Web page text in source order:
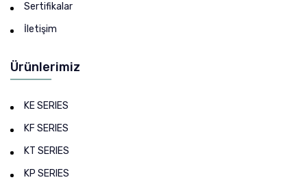
Sertifikalar
İletişim
Ürünlerimiz
KE SERIES
KF SERIES
KT SERIES
KP SERIES